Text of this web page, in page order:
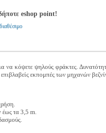
eshop point!
να κόψετε ψηλούς φράκτες.
εκπομπές των μηχανών
έως τα 3,5 m.